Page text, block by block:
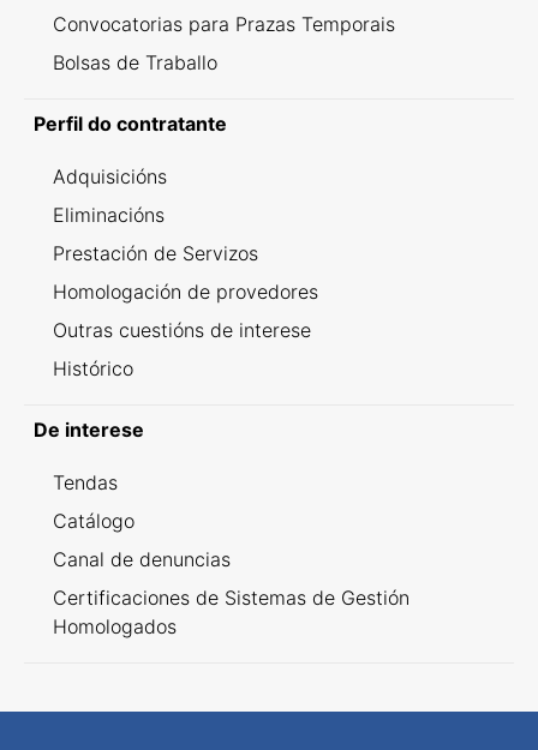
Convocatorias para Prazas Temporais
Bolsas de Traballo
Perfil do contratante
Adquisicións
Eliminacións
Prestación de Servizos
Homologación de provedores
Outras cuestións de interese
Histórico
De interese
Tendas
Catálogo
Canal de denuncias
Certificaciones de Sistemas de Gestión
Homologados